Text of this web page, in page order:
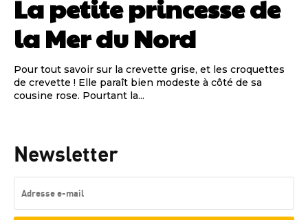
La petite princesse de
la Mer du Nord
Pour tout savoir sur la crevette grise, et les croquettes
de crevette ! Elle paraît bien modeste à côté de sa
cousine rose. Pourtant la...
Newsletter